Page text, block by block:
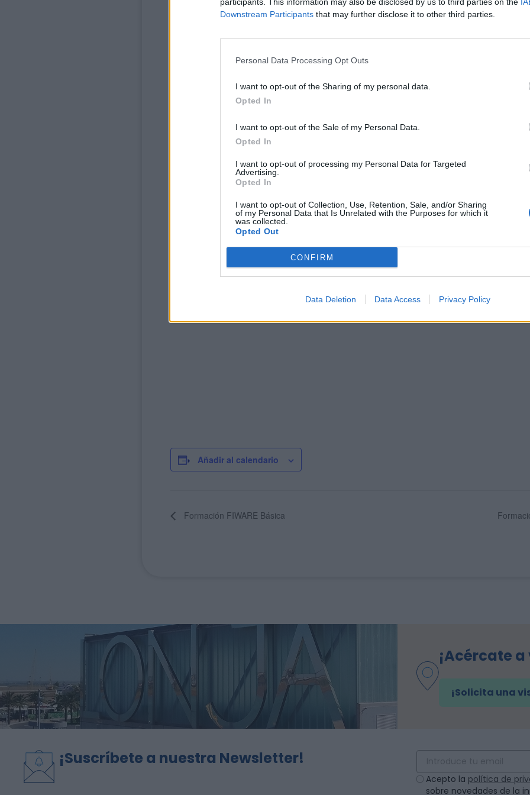
Downstream Participants that may further disclose it to other third parties.
Personal Data Processing Opt Outs
I want to opt-out of the Sharing of my personal data.
Opted In
I want to opt-out of the Sale of my Personal Data.
Opted In
I want to opt-out of processing my Personal Data for Targeted
Advertising.
Opted In
I want to opt-out of Collection, Use, Retention, Sale, and/or Sharing
of my Personal Data that Is Unrelated with the Purposes for which it
was collected.
Opted Out
CONFIRM
Data Deletion Data Access Privacy Policy
Añadir al calendario
Formación FIWARE Básica
¡Acércate
¡Solicita una
¡Suscríbete a nuestra Newsletter!
Acepto la política de
sobre novedades de la